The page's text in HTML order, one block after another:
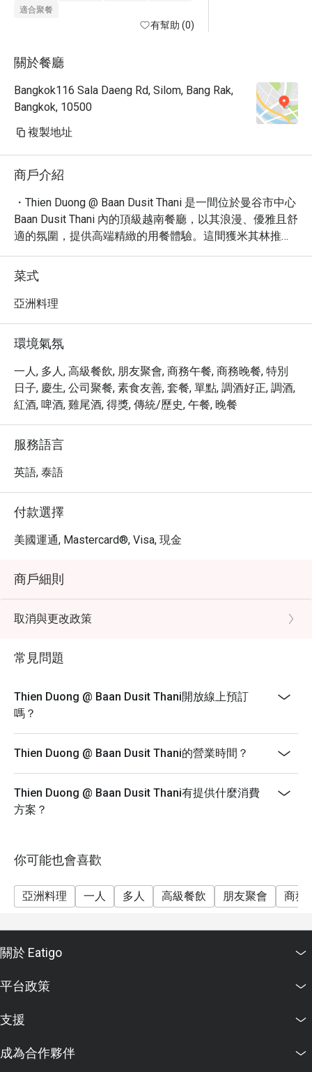
ดีมาก
適合聚餐
有幫助 (0)
關於餐廳
Bangkok116 Sala Daeng Rd, Silom, Bang Rak,
Bangkok, 10500
複製地址
商戶介紹
・Thien Duong @ Baan Dusit Thani 是一間位於曼谷市中心
Baan Dusit Thani 內的頂級越南餐廳，以其浪漫、優雅且舒
適的氛圍，提供高端精緻的用餐體驗。這間獲米其林推薦
的餐廳，以正宗且創新的越南料理聞名，必嚐招牌菜包括
手工甘蔗蝦、風味烤肉和各式酥炸鮮魚。地處 Sala Daeng
精華區，交通便利，是追求質感美食體驗的理想去處。
・立即透過 Eatigo 預訂 Thien Duong @ Baan Dusit
惠，開啟一場難忘的越南美食之旅。
菜式
亞洲料理
環境氣氛
一人, 多人, 高級餐飲, 朋友聚會, 商務午餐, 商務晚餐, 特別
日子, 慶生, 公司聚餐, 素食友善, 套餐, 單點, 調酒好正, 調酒,
紅酒, 啤酒, 雞尾酒, 得獎, 傳統/歷史, 午餐, 晚餐
服務語言
英語, 泰語
付款選擇
美國運通, Mastercard®, Visa, 現金
商戶細則
取消與更改政策
常見問題
Thien Duong @ Baan Dusit Thani開放線上預訂
嗎？
Thien Duong @ Baan Dusit Thani的營業時間？
Thien Duong @ Baan Dusit Thani有提供什麼消費
方案？
你可能也會喜歡
亞洲料理 一人 多人 高級餐飲 朋友聚會 商務
關於 Eatigo
平台政策
支援
成為合作夥伴